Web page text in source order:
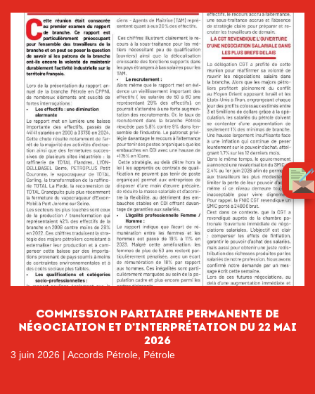
Commission paritaire permanente de
négociation et d’interprétation du 22 mai
2026
3 juin 2026 | Accords Pétrole, Pétrole